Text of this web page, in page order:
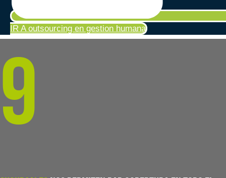
IR A outsourcing en gestion humana
9